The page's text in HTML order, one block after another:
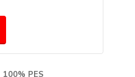
100% PES